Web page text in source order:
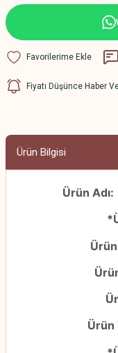
Fiyatı Düşünce Haber
Ürün Bilgisi
Ürün Adı:
Ürün
Ürün